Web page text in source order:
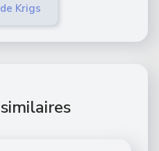
Krigs